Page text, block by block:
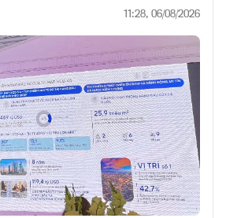
11:28, 06/08/2026